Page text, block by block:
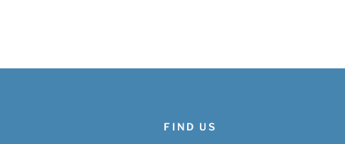
FIND US